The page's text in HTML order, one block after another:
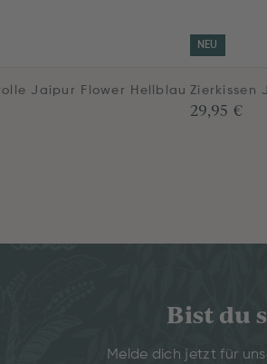
Jaipur Flower Hellblau
NEU
Zierkissen
29,95 €
Bist du
Melde dich jetzt für